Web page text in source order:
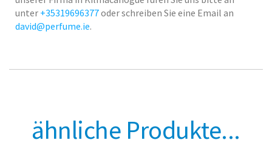
unter +35319696377oder schreiben Sie eine Email an
david@perfume.ie.
ähnliche Produkte...